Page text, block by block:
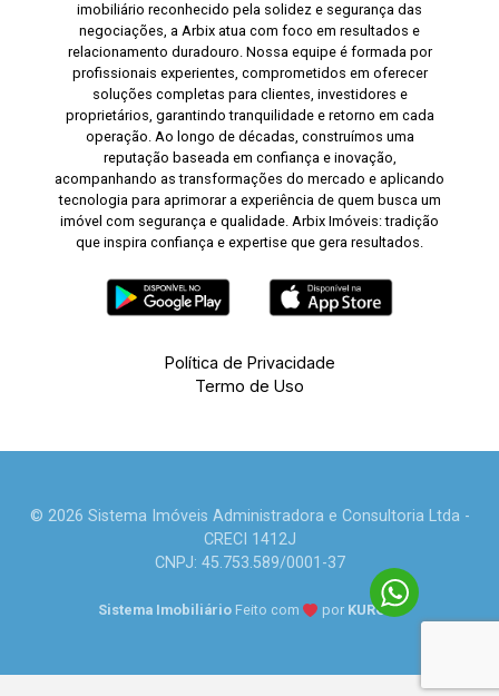
imobiliário reconhecido pela solidez e segurança das
negociações, a Arbix atua com foco em resultados e
relacionamento duradouro. Nossa equipe é formada por
profissionais experientes, comprometidos em oferecer
soluções completas para clientes, investidores e
proprietários, garantindo tranquilidade e retorno em cada
operação. Ao longo de décadas, construímos uma
reputação baseada em confiança e inovação,
acompanhando as transformações do mercado e aplicando
tecnologia para aprimorar a experiência de quem busca um
imóvel com segurança e qualidade. Arbix Imóveis: tradição
que inspira confiança e expertise que gera resultados.
Política de Privacidade
Termo de Uso
© 2026 Sistema Imóveis Administradora e Consultoria Ltda -
CRECI 1412J
CNPJ: 45.753.589/0001-37
Sistema Imobiliário Feito com por KUROLE